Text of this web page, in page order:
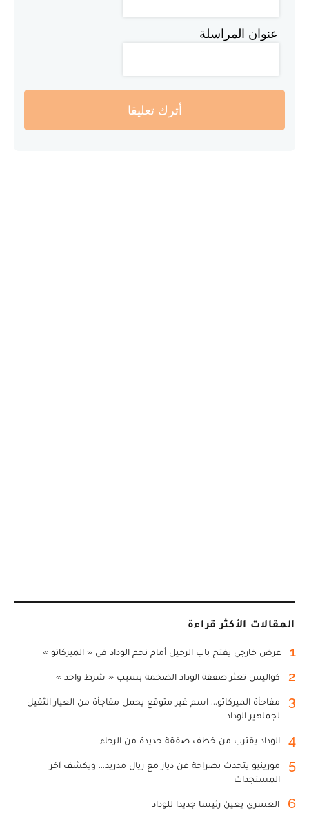
عنوان المراسلة
أترك تعليقا
المقالات الأكثر قراءة
1 عرض خارجي يفتح باب الرحيل أمام نجم الوداد في « الميركاتو »
2 كواليس تعثر صفقة الوداد الضخمة بسبب « شرط واحد »
3
مفاجأة الميركاتو... اسم غير متوقع يحمل مفاجأة من العيار الثقيل
لجماهير الوداد
4 الوداد يقترب من خطف صفقة جديدة من الرجاء
5
مورينيو يتحدث بصراحة عن دياز مع ريال مدريد... ويكشف آخر
المستجدات
6 العسري يعين رئيسا جديدا للوداد